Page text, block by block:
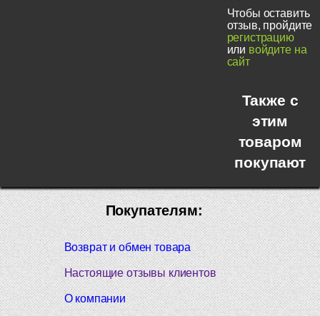
Чтобы оставить
отзыв, пройдите
регистрацию
или войдите на
сайт
Также с
этим
товаром
покупают
Покупателям:
Возврат и обмен товара
Настоящие отзывы клиентов
О компании